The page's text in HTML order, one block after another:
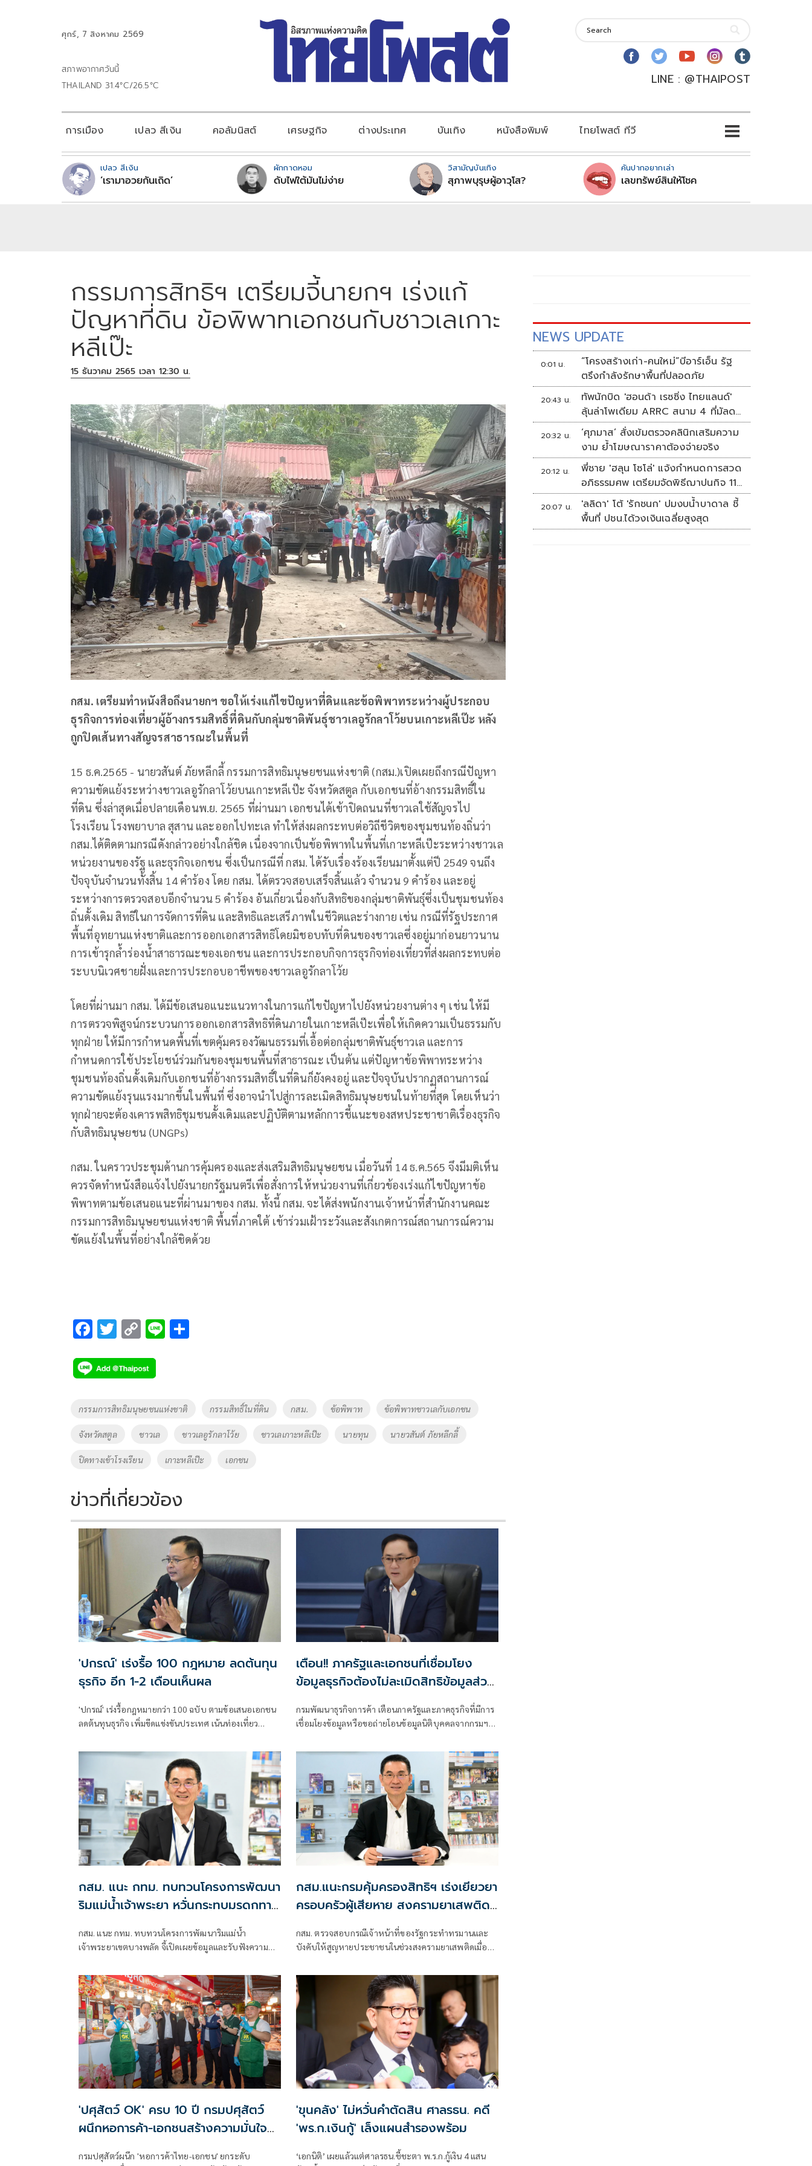
ศุกร์, 7 สิงหาคม 2569
สภาพอากาศวันนี้
THAILAND 31.4°C/26.5°C
LINE : @THAIPOST
การเมือง เปลว สีเงิน คอลัมนิสต์ เศรษฐกิจ ต่างประเทศ บันเทิง หนังสือพิมพ์ ไทยโพสต์ ทีวี
เปลว สีเงิน
‘เรามาอวยกันเถิด’
ผักกาดหอม
ดับไฟใต้มันไม่ง่าย
วิสามัญบันเทิง
สุภาพบุรุษผู้อาวุโส?
คันปากอยากเล่า
เลขทรัพย์สินให้โชค
กรรมการสิทธิฯ เตรียมจี้นายกฯ เร่งแก้
ปัญหาที่ดิน ข้อพิพาทเอกชนกับชาวเลเกาะ
หลีเป๊ะ
15 ธันวาคม 2565 เวลา 12:30 น.
กสม. เตรียมทำหนังสือถึงนายกฯ ขอให้เร่งแก้ไขปัญหาที่ดินและข้อพิพาทระหว่างผู้ประกอบ
ธุรกิจการท่องเที่ยวผู้อ้างกรรมสิทธิ์ที่ดินกับกลุ่มชาติพันธุ์ชาวเลอูรักลาโว้ยบนเกาะหลีเป๊ะ หลัง
ถูกปิดเส้นทางสัญจรสาธารณะในพื้นที่
15 ธ.ค.2565 - นายวสันต์ ภัยหลีกลี้ กรรมการสิทธิมนุษยชนแห่งชาติ (กสม.)​เปิดเผยถึงกรณีปัญหา
ความขัดแย้งระหว่างชาวเลอูรักลาโว้ยบนเกาะหลีเป๊ะ จังหวัดสตูล กับเอกชนที่อ้างกรรมสิทธิ์ใน
ที่ดิน ซึ่งล่าสุดเมื่อปลายเดือนพ.ย. 2565 ที่ผ่านมา เอกชนได้เข้าปิดถนนที่ชาวเลใช้สัญจรไป
โรงเรียน โรงพยาบาล สุสาน และออกไปทะเล ทำให้ส่งผลกระทบต่อวิถีชีวิตของชุมชนท้องถิ่นว่า
กสม.​ได้ติดตามกรณีดังกล่าวอย่างใกล้ชิด เนื่องจากเป็นข้อพิพาทในพื้นที่เกาะหลีเป๊ะระหว่างชาวเล
หน่วยงานของรัฐ และธุรกิจเอกชน ซึ่งเป็นกรณีที่ กสม. ได้รับเรื่องร้องเรียนมาตั้งแต่ปี 2549 จนถึง
ปัจจุบันจำนวนทั้งสิ้น 14 คำร้อง โดย กสม. ได้ตรวจสอบเสร็จสิ้นแล้ว จำนวน 9 คำร้อง และอยู่
ระหว่างการตรวจสอบอีกจำนวน 5 คำร้อง อันเกี่ยวเนื่องกับสิทธิของกลุ่มชาติพันธุ์ซึ่งเป็นชุมชนท้อง
ถิ่นดั้งเดิม สิทธิในการจัดการที่ดิน และสิทธิและเสรีภาพในชีวิตและร่างกาย เช่น กรณีที่รัฐประกาศ
พื้นที่อุทยานแห่งชาติและการออกเอกสารสิทธิโดยมิชอบทับที่ดินของชาวเลซึ่งอยู่มาก่อนยาวนาน
การเข้ารุกล้ำร่องน้ำสาธารณะของเอกชน และการประกอบกิจการธุรกิจท่องเที่ยวที่ส่งผลกระทบต่อ
ระบบนิเวศชายฝั่งและการประกอบอาชีพของชาวเลอูรักลาโว้ย
โดยที่ผ่านมา กสม. ได้มีข้อเสนอแนะแนวทางในการแก้ไขปัญหาไปยังหน่วยงานต่าง ๆ เช่น ให้มี
การตรวจพิสูจน์กระบวนการออกเอกสารสิทธิที่ดินภายในเกาะหลีเป๊ะเพื่อให้เกิดความเป็นธรรมกับ
ทุกฝ่าย ให้มีการกำหนดพื้นที่เขตคุ้มครองวัฒนธรรมที่เอื้อต่อกลุ่มชาติพันธุ์ชาวเล และการ
กำหนดการใช้ประโยชน์ร่วมกันของชุมชนพื้นที่สาธารณะ เป็นต้น แต่ปัญหาข้อพิพาทระหว่าง
ชุมชนท้องถิ่นดั้งเดิมกับเอกชนที่อ้างกรรมสิทธิ์ในที่ดินก็ยังคงอยู่ และปัจจุบันปรากฏสถานการณ์
ความขัดแย้งรุนแรงมากขึ้นในพื้นที่ ซึ่งอาจนำไปสู่การละเมิดสิทธิมนุษยชนในท้ายที่สุด โดยเห็นว่า
ทุกฝ่ายจะต้องเคารพสิทธิชุมชนดั้งเดิมและปฏิบัติตามหลักการชี้แนะของสหประชาชาติเรื่องธุรกิจ
กับสิทธิมนุษยชน (UNGPs)
กสม. ในคราวประชุมด้านการคุ้มครองและส่งเสริมสิทธิมนุษยชน เมื่อวันที่ 14 ธ.ค.565 จึงมีมติเห็น
ควรจัดทำหนังสือแจ้งไปยังนายกรัฐมนตรีเพื่อสั่งการให้หน่วยงานที่เกี่ยวข้องเร่งแก้ไขปัญหาข้อ
พิพาทตามข้อเสนอแนะที่ผ่านมาของ กสม. ทั้งนี้ กสม. จะได้ส่งพนักงานเจ้าหน้าที่สำนักงานคณะ
กรรมการสิทธิมนุษยชนแห่งชาติ พื้นที่ภาคใต้ เข้าร่วมเฝ้าระวังและสังเกตการณ์สถานการณ์ความ
ขัดแย้งในพื้นที่อย่างใกล้ชิดด้วย
F
e
b
o
o
k
T
tt
er
C
p
y
Li
k
Li
Tags
กรรมการสิทธิมนุษยชนแห่งชาติ กรรมสิทธิ์ในที่ดิน กสม. ข้อพิพาท ข้อพิพาทชาวเลกับเอกชน
จังหวัดสตูล ชาวเล ชาวเลอูรักลาโว้ย ชาวเลเกาะหลีเป๊ะ นายทุน นายวสันต์ ภัยหลีกลี้
ปิดทางเข้าโรงเรียน เกาะหลีเป๊ะ เอกชน
ข่าวที่เกี่ยวข้อง
'ปกรณ์' เร่งรื้อ 100 กฎหมาย ลดต้นทุน
ธุรกิจ อีก 1-2 เดือนเห็นผล
'ปกรณ์' เร่งรื้อกฎหมายกว่า 100 ฉบับ ตามข้อเสนอเอกชน
ลดต้นทุนธุรกิจ เพิ่มขีดแข่งขันประเทศ เน้นท่องเที่ยว
เตือน!! ภาครัฐและเอกชนที่เชื่อมโยง
ข้อมูลธุรกิจต้องไม่ละเมิดสิทธิข้อมูลส่วน
กรมพัฒนาธุรกิจการค้า เตือนภาครัฐและภาคธุรกิจที่มีการ
เชื่อมโยงข้อมูลหรือขอถ่ายโอนข้อมูลนิติบุคคลจากกรมฯ
ข้อมูลเผยแพร่ โดยไม่ได้รับอนุญาต เป็นการละเมิดสิทธิตาม
กฎหมาย PDPA ย้ำหากไม่ปฏิบัติตามหรือฝ่าฝืนจะมีความ
รับผิดทั้งซึ่งมีความผิดทั้งทางแพ่ง ทางอาญา และทาง
ปกครอง
กสม. แนะ กทม. ทบทวนโครงการพัฒนา
ริมแม่น้ำเจ้าพระยา หวั่นกระทบมรดกทาง
กสม. แนะ กทม. ทบทวนโครงการพัฒนาริมแม่น้ำ
เจ้าพระยาเขตบางพลัด จี้เปิดเผยข้อมูลและรับฟังความ
ไม่ทราบข้อมูล หวั่นกระทบมรดกทางวัฒนธรรม
กสม.แนะกรมคุ้มครองสิทธิฯ เร่งเยียวยา
ครอบครัวผู้เสียหาย สงครามยาเสพติดปี
กสม. ตรวจสอบกรณีเจ้าหน้าที่ของรัฐกระทำทรมานและ
บังคับให้สูญหายประชาชนในช่วงสงครามยาเสพติดเมื่อปี
คุ้มครองสิทธิฯ เร่งเยียวยาครอบครัวผู้เสียหาย ไม่ต้องรอ
ผลคดีอาญา พร้อมสั่งตรวจ DNA ศพนิรนาม-รื้อบันทึก
ปฏิบัติการทหารตำรวจคืนความเป็นธรรมหลังผ่านไปกว่า
2 ทศวรรษ
'ปศุสัตว์ OK' ครบ 10 ปี กรมปศุสัตว์
ผนึกหอการค้า-เอกชนสร้างความมั่นใจ
กรมปศุสัตว์ผนึก 'หอการค้าไทย-เอกชน' ยกระดับ
'ขุนคลัง' ไม่หวั่นคำตัดสิน ศาลรธน. คดี
'พร.ก.เงินกู้' เล็งแผนสำรองพร้อม
‘เอกนิติ’ เผยแล้วแต่ศาลรธน.ชี้ชะตา พ.ร.ก.กู้เงิน 4 แสน
NEWS UPDATE
0:01 น.
“โครงสร้างเก่า-คนใหม่”บีอาร์เอ็น รัฐ
ตรึงกำลังรักษาพื้นที่ปลอดภัย
20:43 น.
ทัพนักบิด 'ฮอนด้า เรซซิ่ง ไทยแลนด์'
ลุ้นล่าโพเดียม ARRC สนาม 4 ที่มัลดา
ลิกา
20:32 น.
‘ศุภมาส’ สั่งเข้มตรวจคลินิกเสริมความ
งาม ย้ำโฆษณาราคาต้องจ่ายจริง
20:12 น.
พี่ชาย 'ฮลุน โซโล่' แจ้งกำหนดการสวด
อภิธรรมศพ เตรียมจัดพิธีฌาปนกิจ 11
ส.ค.
20:07 น.
'ลลิดา' โต้ 'รักชนก' ปมงบน้ำบาดาล ชี้
พื้นที่ ปชน.ได้วงเงินเฉลี่ยสูงสุด